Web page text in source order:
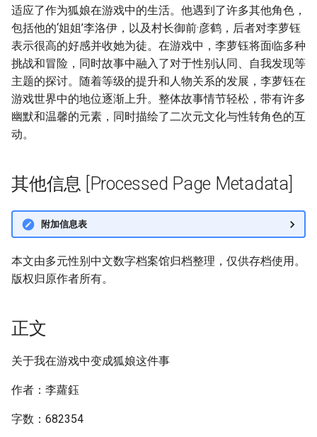
适应了作为狐娘在游戏中的生活。他遇到了许多其他角色，
包括他的‘姐姐’李洛伊，以及村长御前·彦鹤，后者对李萝钰
表示很高的好感并收她为徒。在游戏中，李萝钰将面临多种
挑战和冒险，同时故事中融入了对于性别认同、自我发现等
主题的探讨。随着等级的提升和人物关系的发展，李萝钰在
游戏世界中的地位逐渐上升。整体故事情节轻松，带有许多
幽默和温馨的元素，同时描绘了二次元文化与性转角色的互
动。
其他信息 [Processed Page Metadata]
附加信息表
本文由多元性别中文数字档案馆归档整理，仅供存档使用。
版权归原作者所有。
正文
关于我在游戏中变成狐娘这件事
作者：李蘿鈺
字数：682354